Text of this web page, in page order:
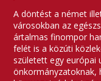
A döntést a német
városokban az
ártalmas finompor
felét is a közúti
született egy európai
önkormányzatoknak,